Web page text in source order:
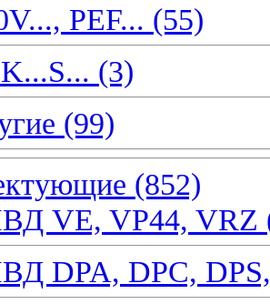
PEF... (55)
(3)
(99)
(852)
VE, VP44, VRZ
DPA, DPC,